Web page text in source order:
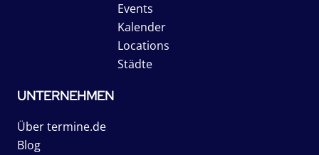
Events
Kalender
Locations
Städte
UNTERNEHMEN
Über termine.de
Blog